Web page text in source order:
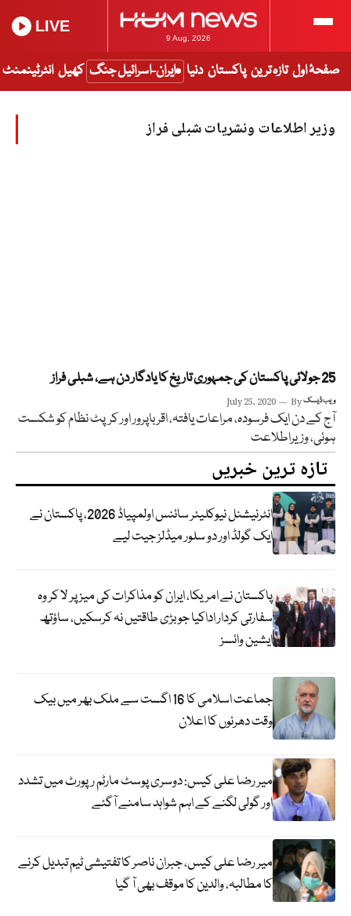
9 Aug, 2026
LIVE
صفحۂ اول تازہ ترین پاکستان دنیا ایران-اسرائیل جنگ کھیل انٹرٹینمنٹ
وزیر اطلاعات ونشریات شبلی فراز
25 جولائی پاکستان کی جمہوری تاریخ کا یادگار دن ہے، شبلی فراز
July 25, 2020 Byویب ڈیسک
آج کے دن ایک فرسودہ، مراعات یافتہ، اقرباپرور اور کرپٹ نظام کو شکست
ہوئی، وزیراطلاعت
تازہ ترین خبریں
انٹرنیشنل نیوکلیئر سائنس اولمپیاڈ 2026، پاکستان نے
ایک گولڈ اور دو سلور میڈلز جیت لیے
پاکستان نے امریکا، ایران کو مذاکرات کی میز پر لا کر وہ
سفارتی کردار اداکیا جو بڑی طاقتیں نہ کرسکیں، ساؤتھ
ایشین وائسز
جماعت اسلامی کا 16 اگست سے ملک بھر میں بیک
وقت دھرنوں کا اعلان
میر رضا علی کیس: دوسری پوسٹ مارٹم رپورٹ میں تشدد
اور گولی لگنے کے اہم شواہد سامنے آگئے
میر رضا علی کیس، جبران ناصر کا تفتیشی ٹیم تبدیل کرنے
کا مطالبہ، والدین کا موقف بھی آ گیا